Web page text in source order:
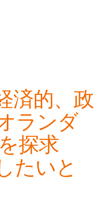
済的、政
ランダ
探求
たいと